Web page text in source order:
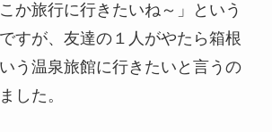
か旅行に行きたいね～」という
すが、友達の１人がやたら箱根
う温泉旅館に行きたいと言うの
した。